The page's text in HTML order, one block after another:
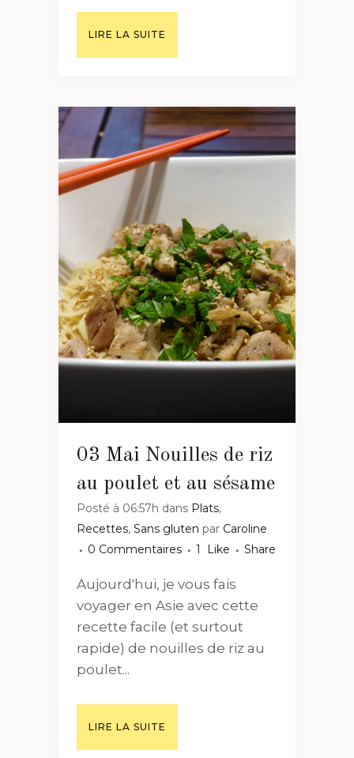
LIRE LA SUITE
03 Mai Nouilles de riz
au poulet et au sésame
Posté à 06:57h dans Plats,
Recettes, Sans gluten par Caroline
0 Commentaires
1 Like Share
Aujourd'hui, je vous fais
voyager en Asie avec cette
recette facile (et surtout
rapide) de nouilles de riz au
poulet...
LIRE LA SUITE